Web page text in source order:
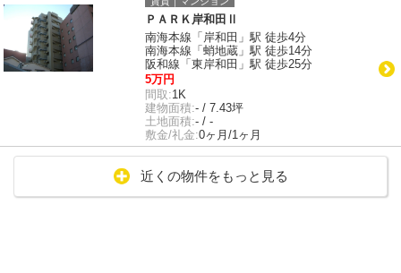
ＰＡＲＫ岸和田Ⅱ
南海本線「岸和田」駅 徒歩4分
南海本線「蛸地蔵」駅 徒歩14分
阪和線「東岸和田」駅 徒歩25分
5万円
間取:1K
建物面積:- / 7.43坪
土地面積:- / -
敷金/礼金:0ヶ月/1ヶ月
近くの物件をもっと見る